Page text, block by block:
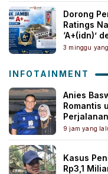
Dorong
Ratings
‘A+(idn)’
3 minggu
INFOTAINMENT
Anies
Romantis
9 jam yang
Kasus
Rp3,1